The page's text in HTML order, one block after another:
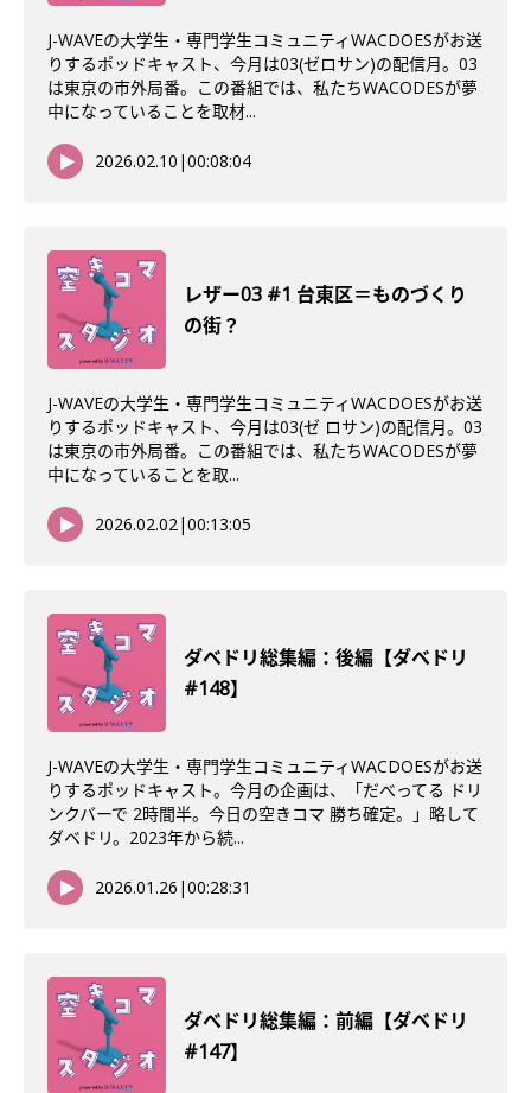
J-WAVEの大学生・専門学生コミュニティWACDOESがお送
りするポッドキャスト、今月は03(ゼロサン)の配信月。03
は東京の市外局番。この番組では、私たちWACODESが夢
中になっていることを取材...
2026.02.10 |00:08:04
レザー03 #1 台東区＝ものづくり
の街？
J-WAVEの大学生・専門学生コミュニティWACDOESがお送
りするポッドキャスト、今月は03(ゼ ロサン)の配信月。03
は東京の市外局番。この番組では、私たちWACODESが夢
中になっていることを取...
2026.02.02|00:13:05
ダべドリ総集編：後編【ダべドリ
#148】
J-WAVEの大学生・専門学生コミュニティWACDOESがお送
りするポッドキャスト。今月の企画は、「だべってる ドリ
ンクバーで 2時間半。今日の空きコマ 勝ち確定。」略して
ダベドリ。2023年から続...
2026.01.26 |00:28:31
ダべドリ総集編：前編【ダベドリ
#147】